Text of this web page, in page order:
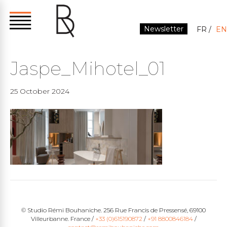
Newsletter FR EN
Jaspe_Mihotel_01
25 October 2024
© Studio Rémi Bouhaniche. 256 Rue Francis de Pressensé, 69100
Villeurbanne. France / +33 (0)615190872/ +91 8800846184/